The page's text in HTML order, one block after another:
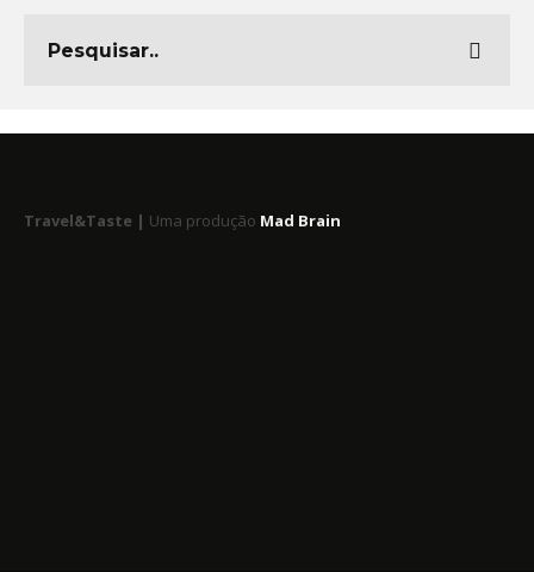
Travel&Taste | Uma produção Mad Brain